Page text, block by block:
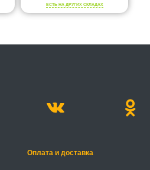
ЕСТЬ НА ДРУГИХ СКЛАДАХ
Оплата и доставка